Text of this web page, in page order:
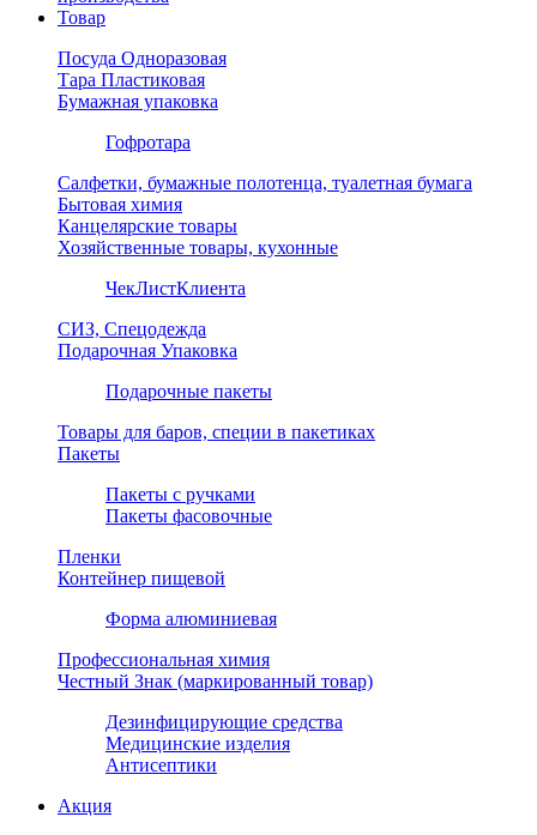
Товар
Посуда Одноразовая
Тара Пластиковая
Бумажная упаковка
Гофротара
Салфетки, бумажные полотенца, туалетная бумага
Бытовая химия
Канцелярские товары
Хозяйственные товары, кухонные
ЧекЛистКлиента
СИЗ, Спецодежда
Подарочная Упаковка
Подарочные пакеты
Товары для баров, специи в пакетиках
Пакеты
Пакеты с ручками
Пакеты фасовочные
Пленки
Контейнер пищевой
Форма алюминиевая
Профессиональная химия
Честный Знак (маркированный товар)
Дезинфицирующие средства
Медицинские изделия
Антисептики
Акция